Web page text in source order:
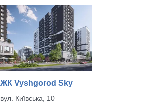
ЖК Vyshgorod Sky
вул. Київська, 10